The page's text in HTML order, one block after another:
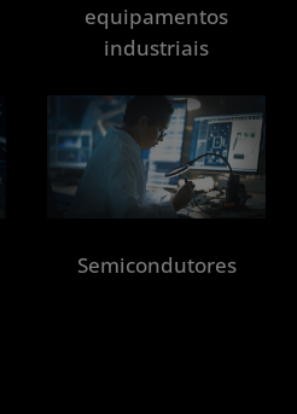
equipamentos
industriais
Semicondutores